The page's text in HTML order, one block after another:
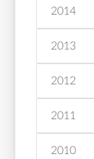
2014
2013
2012
2011
2010